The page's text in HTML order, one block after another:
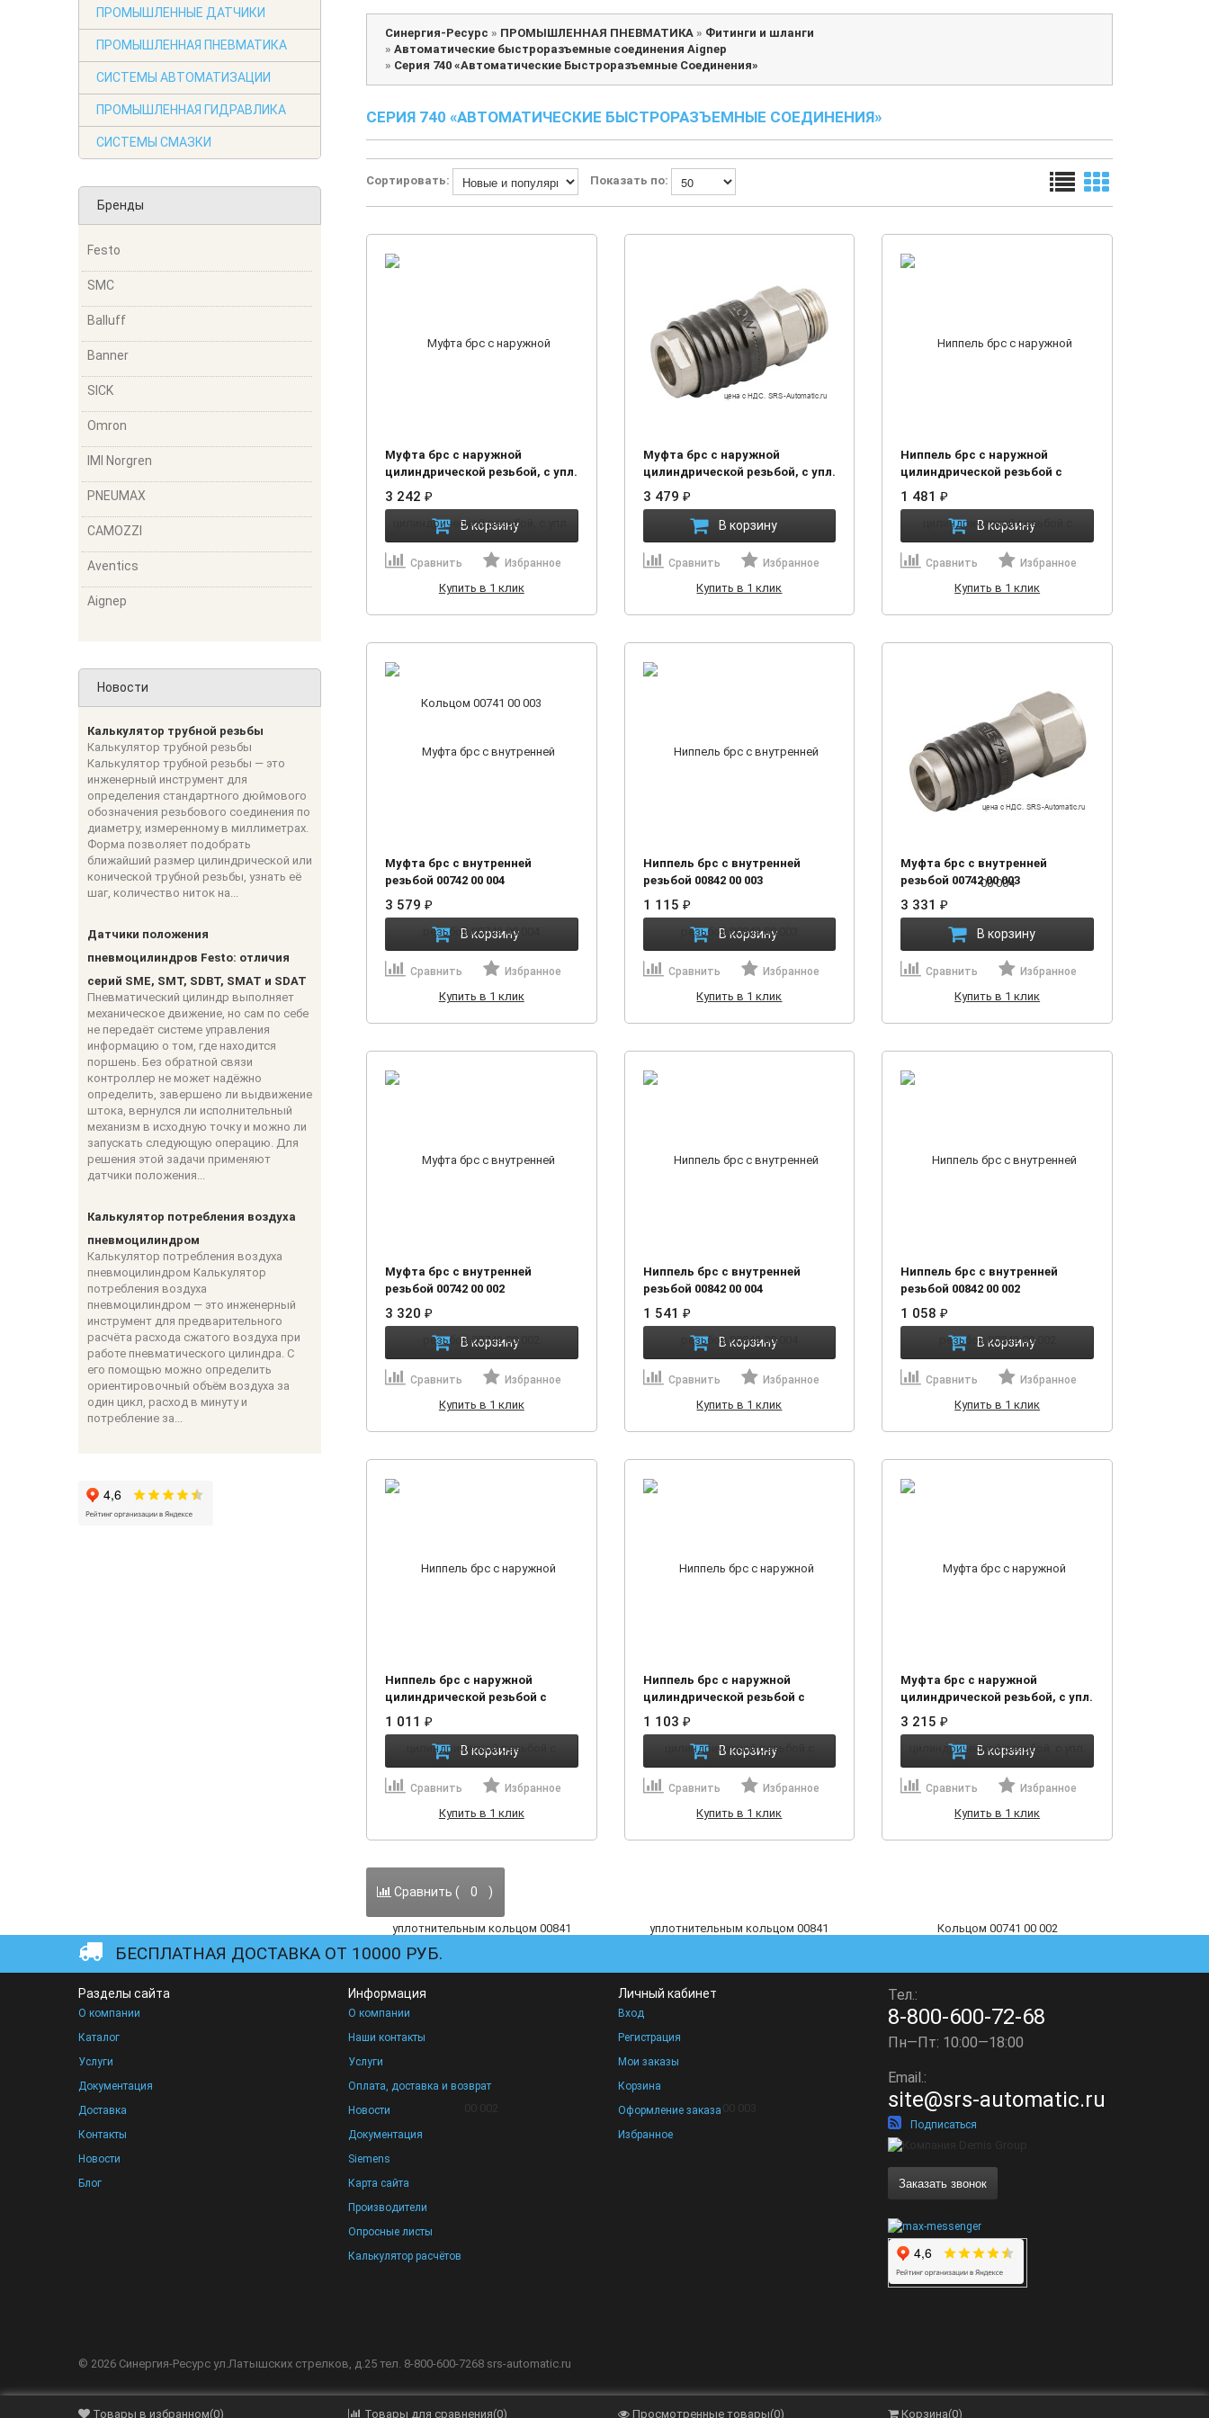
ПРОМЫШЛЕННЫЕ ДАТЧИКИ
ПРОМЫШЛЕННАЯ ПНЕВМАТИКА
СИСТЕМЫ АВТОМАТИЗАЦИИ
ПРОМЫШЛЕННАЯ ГИДРАВЛИКА
СИСТЕМЫ СМАЗКИ
Бренды
Festo
SMC
Balluff
Banner
SICK
Omron
IMI Norgren
PNEUMAX
CAMOZZI
Aventics
Aignep
Новости
Калькулятор трубной резьбы
Калькулятор трубной резьбы
Калькулятор трубной резьбы — это
инженерный инструмент для
определения стандартного дюймового
обозначения резьбового соединения по
диаметру, измеренному в миллиметрах.
Форма позволяет подобрать
ближайший размер цилиндрической или
конической трубной резьбы, узнать её
шаг, количество ниток на...
Датчики положения
пневмоцилиндров Festo: отличия
серий SME, SMT, SDBT, SMAT и SDAT
Пневматический цилиндр выполняет
механическое движение, но сам по себе
не передаёт системе управления
информацию о том, где находится
поршень. Без обратной связи
контроллер не может надёжно
определить, завершено ли выдвижение
штока, вернулся ли исполнительный
механизм в исходную точку и можно ли
запускать следующую операцию. Для
решения этой задачи применяют
датчики положения...
Калькулятор потребления воздуха
пневмоцилиндром
Калькулятор потребления воздуха
пневмоцилиндром Калькулятор
потребления воздуха
пневмоцилиндром — это инженерный
инструмент для предварительного
расчёта расхода сжатого воздуха при
работе пневматического цилиндра. С
его помощью можно определить
ориентировочный объём воздуха за
один цикл, расход в минуту и
потребление за...
Синергия-Ресурс » ПРОМЫШЛЕННАЯ ПНЕВМАТИКА » Фитинги и шланги
» Автоматические быстроразъемные соединения Aignep
» Серия 740 «Автоматические Быстроразъемные Соединения»
СЕРИЯ 740 «АВТОМАТИЧЕСКИЕ БЫСТРОРАЗЪЕМНЫЕ СОЕДИНЕНИЯ»
Сортировать: Показать по:
Муфта брс с наружной
цилиндрической резьбой, с упл.
Кольцом 00741 00 003
3 242 ₽
В корзину
Сравнить Избранное
Купить в 1 клик
Муфта брс с наружной
цилиндрической резьбой, с упл.
Кольцом 00741 00 004
3 479 ₽
В корзину
Сравнить Избранное
Купить в 1 клик
Ниппель брс с наружной
цилиндрической резьбой с
уплотнительным кольцом 00841
00 004
1 481₽
В корзину
Сравнить Избранное
Купить в 1 клик
Муфта брс с внутренней
резьбой 00742 00 004
3 579 ₽
В корзину
Сравнить Избранное
Купить в 1 клик
Ниппель брс с внутренней
резьбой 00842 00 003
1 115 ₽
В корзину
Сравнить Избранное
Купить в 1 клик
Муфта брс с внутренней
резьбой 00742 00 003
3 331₽
В корзину
Сравнить Избранное
Купить в 1 клик
Муфта брс с внутренней
резьбой 00742 00 002
3 320 ₽
В корзину
Сравнить Избранное
Купить в 1 клик
Ниппель брс с внутренней
резьбой 00842 00 004
1 541 ₽
В корзину
Сравнить Избранное
Купить в 1 клик
Ниппель брс с внутренней
резьбой 00842 00 002
1 058₽
В корзину
Сравнить Избранное
Купить в 1 клик
Ниппель брс с наружной
цилиндрической резьбой с
уплотнительным кольцом 00841
00 002
1 011 ₽
В корзину
Сравнить Избранное
Купить в 1 клик
Ниппель брс с наружной
цилиндрической резьбой с
уплотнительным кольцом 00841
00 003
1 103 ₽
В корзину
Сравнить Избранное
Купить в 1 клик
Муфта брс с наружной
цилиндрической резьбой, с упл.
Кольцом 00741 00 002
3 215₽
В корзину
Сравнить Избранное
Купить в 1 клик
Сравнить ( 0 )
БЕСПЛАТНАЯ ДОСТАВКА ОТ 10000 РУБ.
Разделы сайта
О компании
Каталог
Услуги
Документация
Доставка
Контакты
Новости
Блог
Информация
О компании
Наши контакты
Услуги
Оплата, доставка и возврат
Новости
Документация
Siemens
Карта сайта
Производители
Опросные листы
Калькулятор расчётов
Личный кабинет
Вход
Регистрация
Мои заказы
Корзина
Оформление заказа
Избранное
Тел.:
8-800-600-72-68
Пн—Пт: 10:00—18:00
Email.:
site@srs-automatic.ru
Подписаться
Заказать звонок
© 2026 Синергия-Ресурс ул.Латышских стрелков, д.25 тел. 8-800-600-7268 srs-automatic.ru
Товары в избранном(0) Товары для сравнения(0) Просмотренные товары(0) Корзина(0)